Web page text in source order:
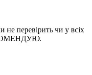
перевірить чи у всіх